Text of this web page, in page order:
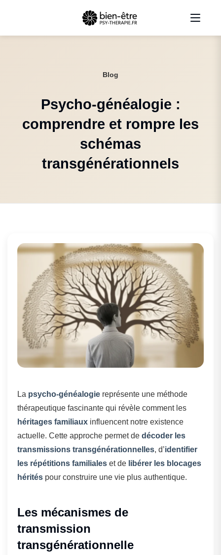
Blog
Psycho-généalogie :
comprendre et rompre les
schémas
transgénérationnels
La psycho-généalogie représente une méthode
thérapeutique fascinante qui révèle comment les
héritages familiaux influencent notre existence
actuelle. Cette approche permet de décoder les
transmissions transgénérationnelles, d’identifier
les répétitions familiales et de libérer les blocages
hérités pour construire une vie plus authentique.
Les mécanismes de
transmission
transgénérationnelle